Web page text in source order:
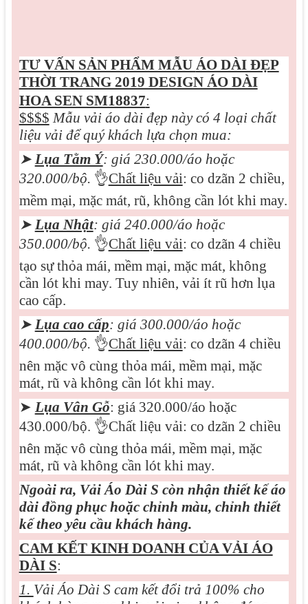
TƯ VẤN SẢN PHẨM MẪU ÁO DÀI ĐẸP
THỜI TRANG 2019 DESIGN ÁO DÀI
HOA SEN SM18837:
$$$$ Mẫu vải áo dài đẹp này có 4 loại chất
liệu vải để quý khách lựa chọn mua:
➤ Lụa Tằm Ý: giá 230.000/áo hoặc
320.000/bộ. 👌Chất liệu vải: co dzãn 2 chiều,
mềm mại, mặc mát, rũ, không cần lót khi may.
➤ Lụa Nhật: giá 240.000/áo hoặc
350.000/bộ. 👌Chất liệu vải: co dzãn 4 chiều
tạo sự thỏa mái, mềm mại, mặc mát, không
cần lót khi may. Tuy nhiên, vải ít rũ hơn lụa
cao cấp.
➤ Lụa cao cấp: giá 300.000/áo hoặc
400.000/bộ. 👌Chất liệu vải: co dzãn 4 chiều
nên mặc vô cùng thỏa mái, mềm mại, mặc
mát, rũ và không cần lót khi may.
➤ Lụa Vân Gỗ: giá 320.000/áo hoặc
430.000/bộ. 👌Chất liệu vải: co dzãn 2 chiều
nên mặc vô cùng thỏa mái, mềm mại, mặc
mát, rũ và không cần lót khi may.
Ngoài ra, Vải Áo Dài S còn nhận thiết kế áo
dài đồng phục hoặc chỉnh màu, chỉnh thiết
kế theo yêu cầu khách hàng.
CAM KẾT KINH DOANH CỦA VẢI ÁO
DÀI S:
1. Vải Áo Dài S cam kết đổi trả 100% cho